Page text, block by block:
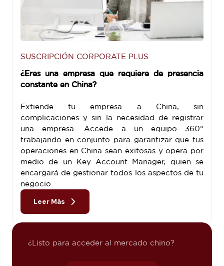
SUSCRIPCIÓN CORPORATE PLUS
¿Eres una empresa que requiere de presencia
constante en China?
Extiende tu empresa a China, sin
complicaciones y sin la necesidad de registrar
una empresa. Accede a un equipo 360°
trabajando en conjunto para garantizar que tus
operaciones en China sean exitosas y opera por
medio de un Key Account Manager, quien se
encargará de gestionar todos los aspectos de tu
negocio.
Leer Más
¿Listo para acceder al mercado chino?